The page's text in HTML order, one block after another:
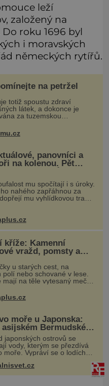
leží
založený na
Do roku 1696 byl
i moravských
německých rytířů.
na petržel
totiž spoustu zdraví
látek, a dokonce je
za tuzemskou
Zázrak plný
V petrželi najdete vitaminy
B6, provitamin A, vitamin
panovníci a
na kolenou. Pět
mu spočítají i s úroky.
nahého zapřáhnou za
mu vyhlídkovou trasu
než ztratí věd
kříže: Kamenní
vražd, pomsty a
vin
u starých cest, na
polí nebo schované v lese.
mají na těle vytesaný meč,
v dalším případě jde jen
kříž. Na první pohled
jako zapomenuté nábo
moře u Japonska:
Bermudském
lodě ve spárech
síly?
japonských ostrovů se
vody, kterým se přezdívá
moře. Vypráví se o lodích
beze stopy, podivných
zrádných proudech i
dracích, kteří měli tyto ko